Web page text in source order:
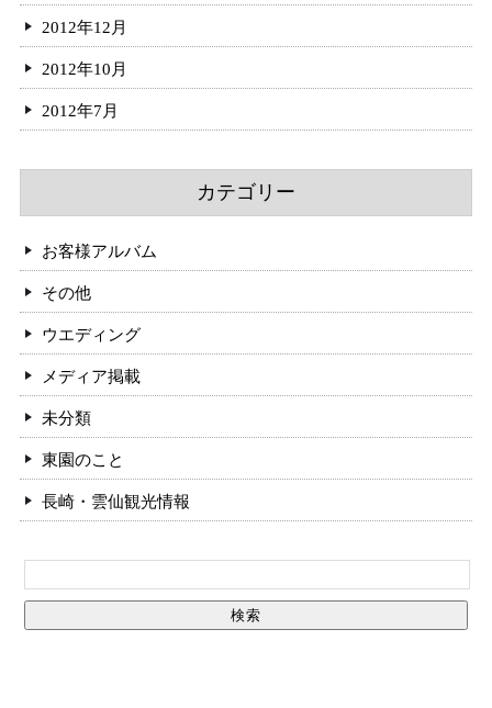
2012年12月
2012年10月
2012年7月
カテゴリー
お客様アルバム
その他
ウエディング
メディア掲載
未分類
東園のこと
長崎・雲仙観光情報